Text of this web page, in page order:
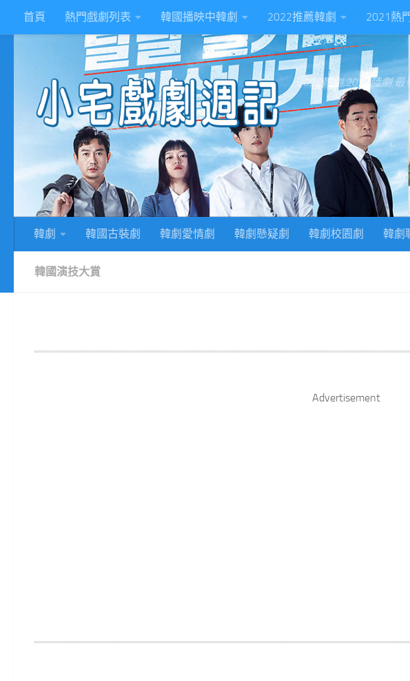
Skip to content
首頁 熱門戲劇列表 韓國播映中韓劇 2022推薦韓劇 2021熱
2022韓劇,2022陸劇,
韓劇 韓國古裝劇 韓劇愛情劇 韓劇懸疑劇 韓劇校園劇 韓劇
韓國演技大賞
Advertisement